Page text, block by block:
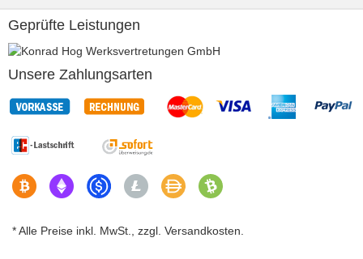
Geprüfte Leistungen
Unsere Zahlungsarten
* Alle Preise inkl. MwSt., zzgl. Versandkosten.